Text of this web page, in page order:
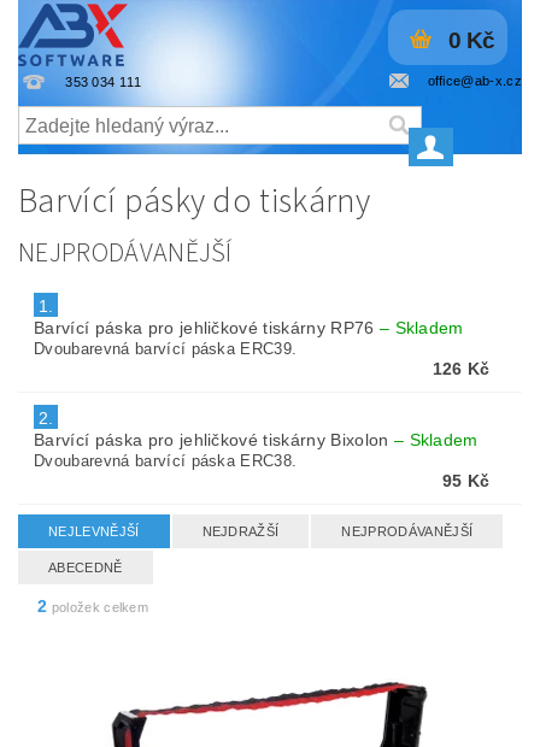
353 034 111 office@ab-x.cz
0 Kč
Barvící pásky do tiskárny
NEJPRODÁVANĚJŠÍ
1.
Barvící páska pro jehličkové tiskárny RP76 – Skladem
Dvoubarevná barvící páska ERC39.
126 Kč
2.
Barvící páska pro jehličkové tiskárny Bixolon – Skladem
Dvoubarevná barvící páska ERC38.
95 Kč
NEJLEVNĚJŠÍ NEJDRAŽŠÍ NEJPRODÁVANĚJŠÍ
ABECEDNĚ
2 položek celkem